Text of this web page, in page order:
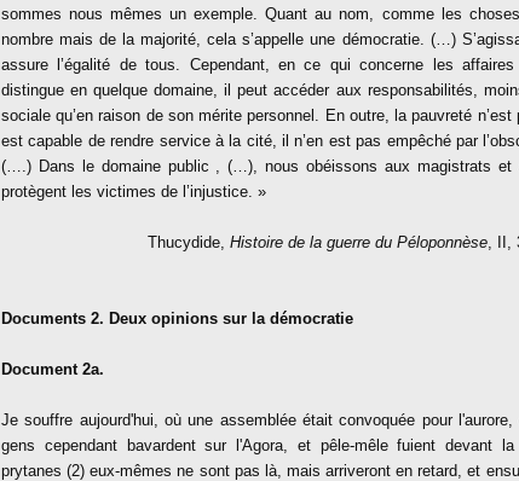
sommes nous mêmes un exemple. Quant au nom, comme les
nombre mais de la majorité, cela s’appelle une démocratie. (…)
assure l’égalité de tous. Cependant, en ce qui concerne les
distingue en quelque domaine, il peut accéder aux responsabilités,
sociale qu’en raison de son mérite personnel. En outre, la pauvreté
est capable de rendre service à la cité, il n’en est pas empêché par
(….) Dans le domaine public , (…), nous obéissons aux magistrats et
protègent les victimes de l’injustice. »
Thucydide, Histoire de la guerre du Péloponnèse, II,
Documents 2. Deux opinions sur la démocratie
Document 2a.
Je souffre aujourd'hui, où une assemblée était convoquée pour
gens cependant bavardent sur l'Agora, et pêle-mêle fuient devant
prytanes (2) eux-mêmes ne sont pas là, mais arriveront en retard, et